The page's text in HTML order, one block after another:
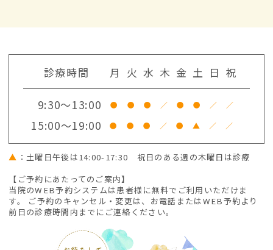
いるため、WEBでのご予約を中止しておりま
矯正相談をご希望の方はお電話にてお問い合
わせください。ご迷惑おかけしますが、ご
理解ご協力のほどよろしくお願いします。
2026.06.23
【休診のお知らせ】
６月29日（月）、30日（火）、７月４日
（土）は休診となります。
ご不便をおかけいたしますが何卒宜しくお願
い致します。
診療時間 月 火 水 木 金 土 日 祝
9:30～13:00 ● ● ● ／ ● ● ／ ／
15:00～19:00 ● ● ● ／ ● ▲ ／ ／
▲ ：土曜日午後は14:00-17:30 祝日のある週の木曜日は診療
【ご予約にあたってのご案内】
当院のWEB予約システムは患者様に無料でご利用いただけま
す。 ご予約のキャンセル・変更は、お電話またはWEB予約より
前日の診療時間内までにご連絡ください。